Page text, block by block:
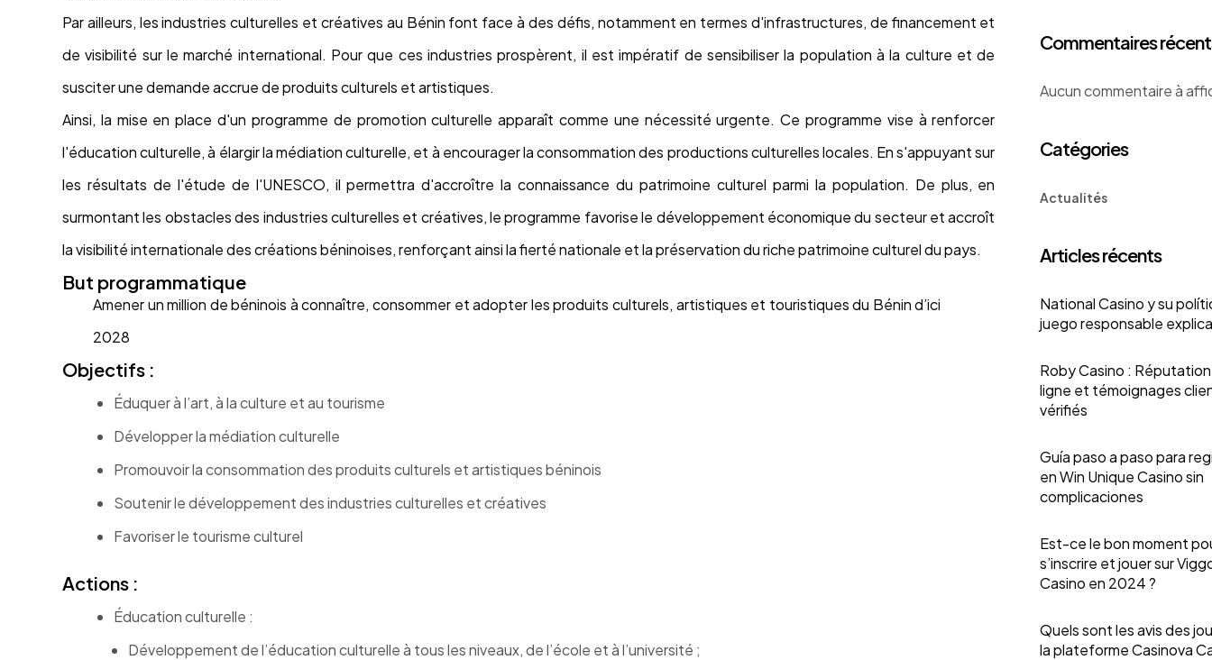
Par ailleurs, les industries culturelles et créatives au Bénin font face à des défis, notamment en termes d'infrastructures, de financement et
de visibilité sur le marché international. Pour que ces industries prospèrent, il est impératif de sensibiliser la population à la culture et de
susciter une demande accrue de produits culturels et artistiques.
Ainsi, la mise en place d'un programme de promotion culturelle apparaît comme une nécessité urgente. Ce programme vise à renforcer
l'éducation culturelle, à élargir la médiation culturelle, et à encourager la consommation des productions culturelles locales. En s'appuyant sur
les résultats de l'étude de l'UNESCO, il permettra d'accroître la connaissance du patrimoine culturel parmi la population. De plus, en
surmontant les obstacles des industries culturelles et créatives, le programme favorise le développement économique du secteur et accroît
la visibilité internationale des créations béninoises, renforçant ainsi la fierté nationale et la préservation du riche patrimoine culturel du pays.
But programmatique
Amener un million de béninois à connaître, consommer et adopter les produits culturels, artistiques et touristiques du Bénin d’ici
2028
Objectifs :
Éduquer à l’art, à la culture et au tourisme
Développer la médiation culturelle
Promouvoir la consommation des produits culturels et artistiques béninois
Soutenir le développement des industries culturelles et créatives
Favoriser le tourisme culturel
Actions :
Éducation culturelle :
Développement de l’éducation culturelle à tous les niveaux, de l’école et à l’université ;
Commentaires
Aucun commentaire à
Catégories
Actualités
Articles récents
National Casino y su
juego responsable
Roby Casino :
ligne et témoignages
vérifiés
Guía paso a paso para
en Win Unique Casino sin
complicaciones
Est-ce le bon moment
s’inscrire et jouer sur
Casino en 2024 ?
Quels sont les avis des
la plateforme Casinova